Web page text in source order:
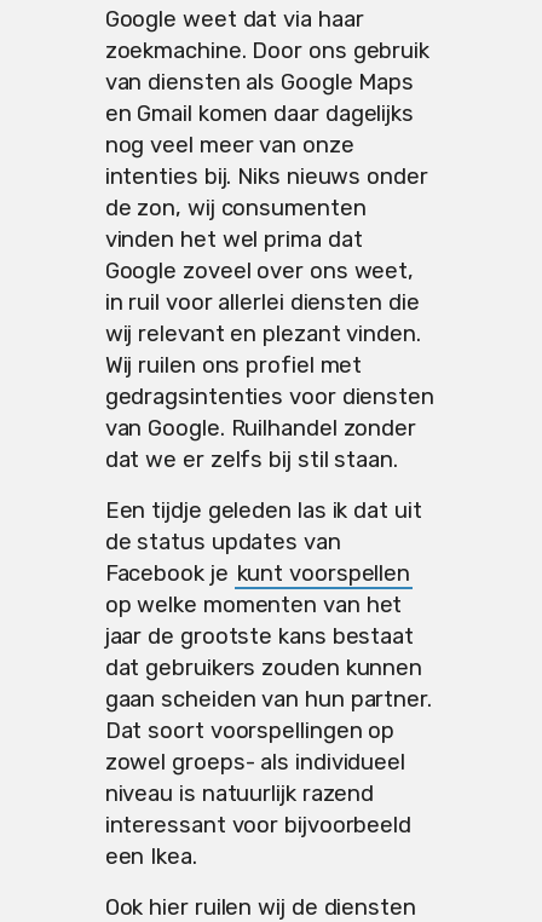
Google weet dat via haar
zoekmachine. Door ons gebruik
van diensten als Google Maps
en Gmail komen daar dagelijks
nog veel meer van onze
intenties bij. Niks nieuws onder
de zon, wij consumenten
vinden het wel prima dat
Google zoveel over ons weet,
in ruil voor allerlei diensten die
wij relevant en plezant vinden.
Wij ruilen ons profiel met
gedragsintenties voor diensten
van Google. Ruilhandel zonder
dat we er zelfs bij stil staan.
Een tijdje geleden las ik dat uit
de status updates van
Facebook je kunt voorspellen
op welke momenten van het
jaar de grootste kans bestaat
dat gebruikers zouden kunnen
gaan scheiden van hun partner.
Dat soort voorspellingen op
zowel groeps- als individueel
niveau is natuurlijk razend
interessant voor bijvoorbeeld
een Ikea.
Ook hier ruilen wij de diensten